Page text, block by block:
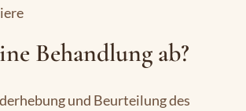
Behandlung ab?
und Beurteilung des